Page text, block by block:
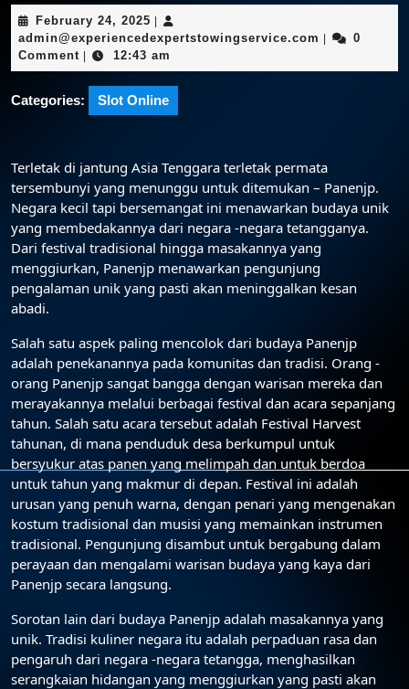
February 24, 2025 February
24,
2025
admin@experiencedexpertstowingservice.com
0
Comment
12:43 am
Categories: Slot Online
Terletak di jantung Asia Tenggara terletak permata
tersembunyi yang menunggu untuk ditemukan – Panenjp.
Negara kecil tapi bersemangat ini menawarkan budaya unik
yang membedakannya dari negara -negara tetangganya.
Dari festival tradisional hingga masakannya yang
menggiurkan, Panenjp menawarkan pengunjung
pengalaman unik yang pasti akan meninggalkan kesan
abadi.
Salah satu aspek paling mencolok dari budaya Panenjp
adalah penekanannya pada komunitas dan tradisi. Orang -
orang Panenjp sangat bangga dengan warisan mereka dan
merayakannya melalui berbagai festival dan acara sepanjang
tahun. Salah satu acara tersebut adalah Festival Harvest
tahunan, di mana penduduk desa berkumpul untuk
bersyukur atas panen yang melimpah dan untuk berdoa
untuk tahun yang makmur di depan. Festival ini adalah
urusan yang penuh warna, dengan penari yang mengenakan
kostum tradisional dan musisi yang memainkan instrumen
tradisional. Pengunjung disambut untuk bergabung dalam
perayaan dan mengalami warisan budaya yang kaya dari
Panenjp secara langsung.
Sorotan lain dari budaya Panenjp adalah masakannya yang
unik. Tradisi kuliner negara itu adalah perpaduan rasa dan
pengaruh dari negara -negara tetangga, menghasilkan
serangkaian hidangan yang menggiurkan yang pasti akan